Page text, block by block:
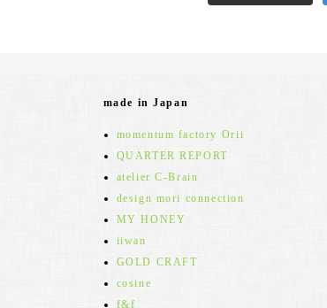
made in Japan
momentum factory Orii
QUARTER REPORT
atelier C-Brain
design mori connection
MY HONEY
iiwan
GOLD CRAFT
cosine
f&f